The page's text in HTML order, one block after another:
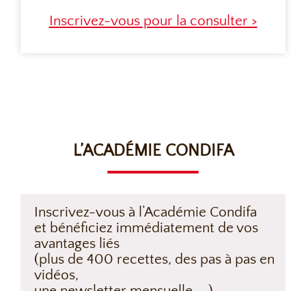
Inscrivez-vous pour la consulter >
L’ACADÉMIE CONDIFA
Inscrivez-vous à l’Académie Condifa
et bénéficiez immédiatement de vos
avantages liés
(plus de 400 recettes, des pas à pas en
vidéos,